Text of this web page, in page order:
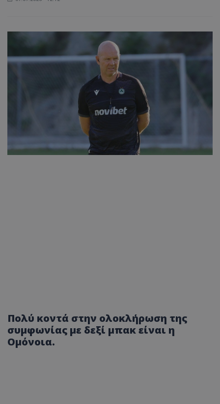
Πολύ κοντά στην ολοκλήρωση της
συμφωνίας με δεξί μπακ είναι η
Ομόνοια.